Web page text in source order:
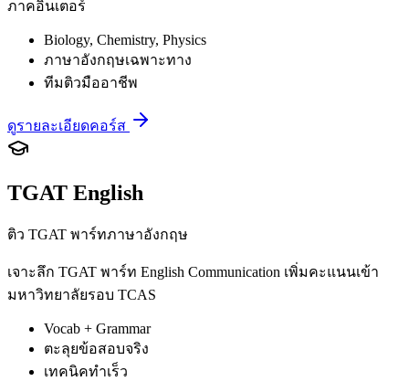
ภาคอินเตอร์
Biology, Chemistry, Physics
ภาษาอังกฤษเฉพาะทาง
ทีมติวมืออาชีพ
ดูรายละเอียดคอร์ส
TGAT English
ติว TGAT พาร์ทภาษาอังกฤษ
เจาะลึก TGAT พาร์ท English Communication เพิ่มคะแนนเข้า
มหาวิทยาลัยรอบ TCAS
Vocab + Grammar
ตะลุยข้อสอบจริง
เทคนิคทำเร็ว